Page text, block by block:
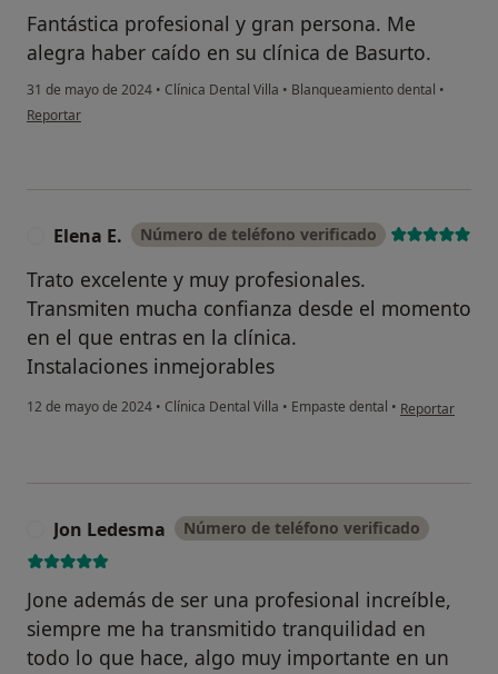
Fantástica profesional y gran persona. Me
alegra haber caído en su clínica de Basurto.
31 de mayo de 2024 • Clínica Dental Villa • Blanqueamiento dental •
en opinión del usuario Ana
Reportar
Elena E. Número de teléfono verificado
Trato excelente y muy profesionales.
Transmiten mucha confianza desde el momento
en el que entras en la clínica.
Instalaciones inmejorables
12 de mayo de 2024 • Clínica Dental Villa • Empaste dental • en opinión del
Reportar
Jon Ledesma Número de teléfono verificado
Jone además de ser una profesional increíble,
siempre me ha transmitido tranquilidad en
todo lo que hace, algo muy importante en un